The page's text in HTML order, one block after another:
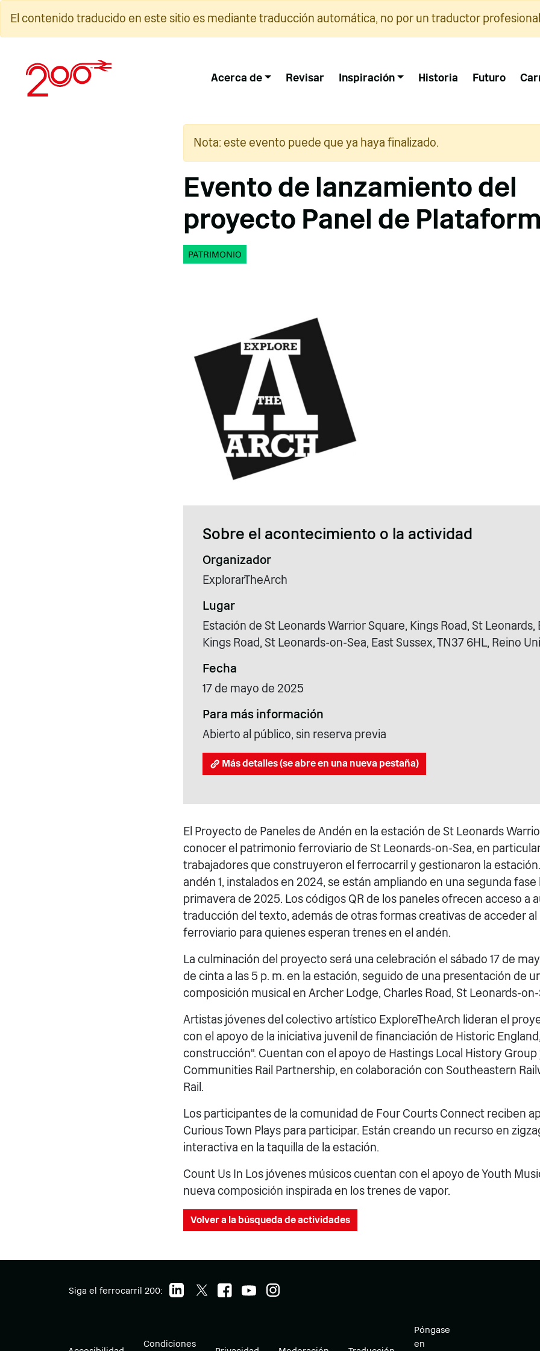
contenido
El contenido traducido en este sitio es mediante traducción automática, no por un traductor
Acerca de Revisar Inspiración Historia Futuro
Nota: este evento puede que ya haya finalizado.
Evento de lanzamiento del
proyecto Panel de
PATRIMONIO
Sobre el acontecimiento o la actividad
Organizador
ExplorarTheArch
Lugar
Estación de St Leonards Warrior Square, Kings Road, St Leonards,
Kings Road, St Leonards-on-Sea, East Sussex, TN37 6HL, Reino
Fecha
17 de mayo de 2025
Para más información
Abierto al público, sin reserva previa
Más detalles (se abre en una nueva pestaña)
El Proyecto de Paneles de Andén en la estación de St Leonards
conocer el patrimonio ferroviario de St Leonards-on-Sea, en
trabajadores que construyeron el ferrocarril y gestionaron la estación.
andén 1, instalados en 2024, se están ampliando en una segunda fase
primavera de 2025. Los códigos QR de los paneles ofrecen acceso a
traducción del texto, además de otras formas creativas de acceder
ferroviario para quienes esperan trenes en el andén.
La culminación del proyecto será una celebración el sábado 17 de
de cinta a las 5 p. m. en la estación, seguido de una presentación de
composición musical en Archer Lodge, Charles Road, St Leonards-on-
Artistas jóvenes del colectivo artístico ExploreTheArch lideran el
con el apoyo de la iniciativa juvenil de financiación de Historic
construcción". Cuentan con el apoyo de Hastings Local History
Communities Rail Partnership, en colaboración con Southeastern
Rail.
Los participantes de la comunidad de Four Courts Connect reciben
Curious Town Plays para participar. Están creando un recurso en
interactiva en la taquilla de la estación.
Count Us In Los jóvenes músicos cuentan con el apoyo de Youth
nueva composición inspirada en los trenes de vapor.
Volver a la búsqueda de actividades
Siga el ferrocarril 200:
Condiciones
Póngase
en